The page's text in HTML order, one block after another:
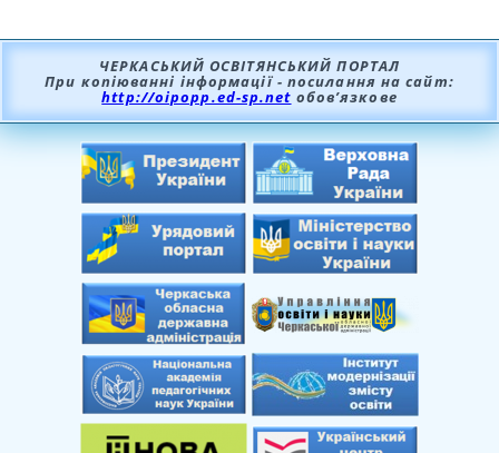
ЧЕРКАСЬКИЙ ОСВІТЯНСЬКИЙ ПОРТАЛ
При копіюванні інформації - посилання на сайт:
http://oipopp.ed-sp.net обов’язкове